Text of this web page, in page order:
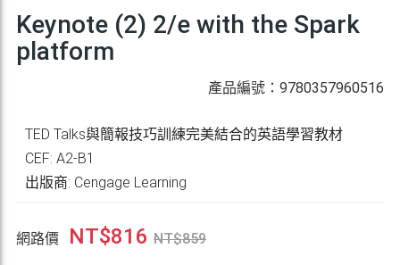
Keynote (2) 2/e with the Spark
platform
產品編號：9780357960516
TED Talks與簡報技巧訓練完美結合的英語學習教材
CEF: A2-B1
出版商: Cengage Learning
網路價 NT$816 NT$859